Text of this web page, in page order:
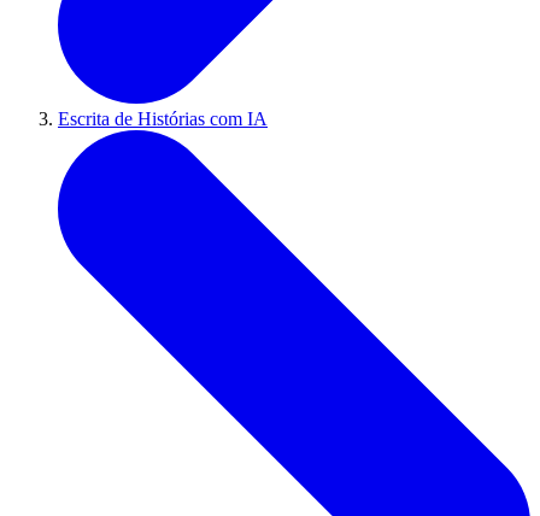
Escrita de Histórias com IA